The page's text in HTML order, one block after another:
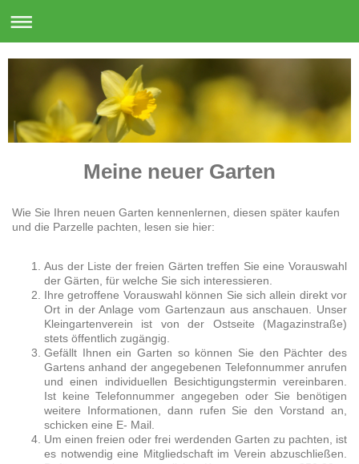
Meine neuer Garten
Wie Sie Ihren neuen Garten kennenlernen, diesen später kaufen
und die Parzelle pachten, lesen sie hier:
Aus der Liste der freien Gärten treffen Sie eine Vorauswahl
der Gärten, für welche Sie sich interessieren.
Ihre getroffene Vorauswahl können Sie sich allein direkt vor
Ort in der Anlage vom Gartenzaun aus anschauen. Unser
Kleingartenverein ist von der Ostseite (Magazinstraße)
stets öffentlich zugängig.
Gefällt Ihnen ein Garten so können Sie den Pächter des
Gartens anhand der angegebenen Telefonnummer anrufen
und einen individuellen Besichtigungstermin vereinbaren.
Ist keine Telefonnummer angegeben oder Sie benötigen
weitere Informationen, dann rufen Sie den Vorstand an,
schicken eine E- Mail.
Um einen freien oder frei werdenden Garten zu pachten, ist
es notwendig eine Mitgliedschaft im Verein abzuschließen.